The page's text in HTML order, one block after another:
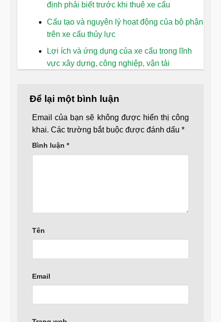
định phải biết trước khi thuê xe cẩu
Cấu tạo và nguyên lý hoạt động của bộ phận
trên xe cẩu thủy lực
Lợi ích và ứng dụng của xe cẩu trong lĩnh
vực xây dựng, công nghiệp, vận tải
Để lại một bình luận
Email của bạn sẽ không được hiển thị công
khai. Các trường bắt buộc được đánh dấu *
Bình luận *
Tên
Email